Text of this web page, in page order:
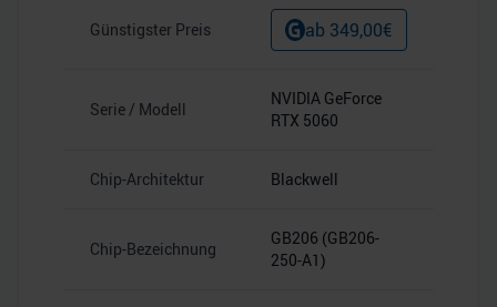
Günstigster Preis ab 349,00€
Serie / Modell
NVIDIA GeForce
RTX 5060
Chip-Architektur Blackwell
Chip-Bezeichnung
GB206 (GB206-
250-A1)